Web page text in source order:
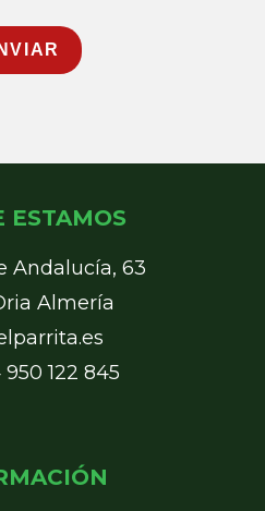
ESTAMOS
Andalucía, 63
Almería
950 122 845